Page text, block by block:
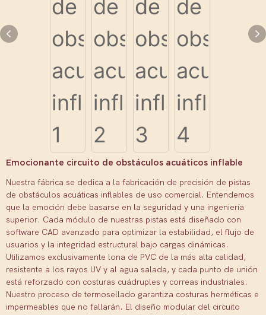
Emocionante circuito de obstáculos acuáticos inflable
Nuestra fábrica se dedica a la fabricación de precisión de pistas
de obstáculos acuáticas inflables de uso comercial. Entendemos
que la emoción debe basarse en la seguridad y una ingeniería
superior. Cada módulo de nuestras pistas está diseñado con
software CAD avanzado para optimizar la estabilidad, el flujo de
usuarios y la integridad estructural bajo cargas dinámicas.
Utilizamos exclusivamente lona de PVC de la más alta calidad,
resistente a los rayos UV y al agua salada, y cada punto de unión
está reforzado con costuras cuádruples y correas industriales.
Nuestro proceso de termosellado garantiza costuras herméticas e
impermeables que no fallarán. El diseño modular del circuito